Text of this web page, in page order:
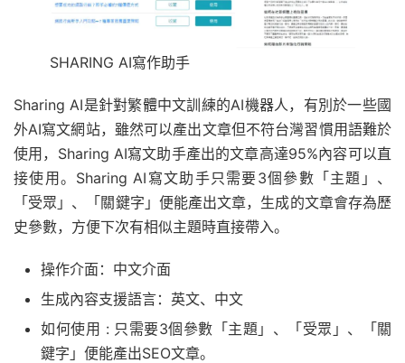
SHARING AI寫作助手
Sharing AI是針對繁體中文訓練的AI機器人，有別於一些國
外AI寫文網站，雖然可以產出文章但不符台灣習慣用語難於
使用，Sharing AI寫文助手產出的文章高達95%內容可以直
接使用。Sharing AI寫文助手只需要3個參數「主題」、
「受眾」、「關鍵字」便能產出文章，生成的文章會存為歷
史參數，方便下次有相似主題時直接帶入。
操作介面：中文介面
生成內容支援語言：英文、中文
如何使用 : 只需要3個參數「主題」、「受眾」、「關
鍵字」便能產出SEO文章。